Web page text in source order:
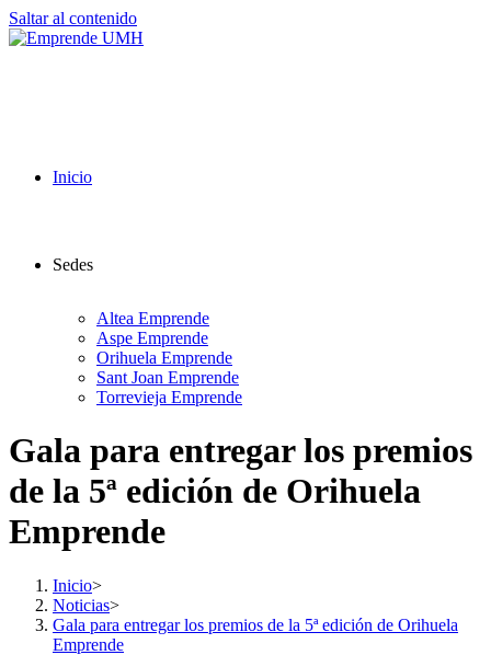
Saltar al contenido
Inicio
Sedes
Altea Emprende
Aspe Emprende
Orihuela Emprende
Sant Joan Emprende
Torrevieja Emprende
Gala para entregar los premios
de la 5ª edición de Orihuela
Emprende
Inicio>
Noticias>
Gala para entregar los premios de la 5ª edición de Orihuela
Emprende